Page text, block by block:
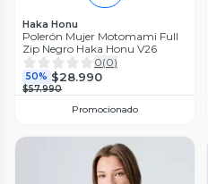
Haka Honu
Polerón Mujer Motomami Full
Zip Negro Haka Honu V26
0(0)
50% $28.990
$57.990
Promocionado